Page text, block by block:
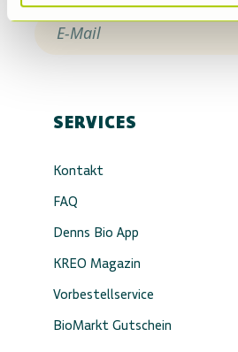
E-Mail
SERVICES
Kontakt
FAQ
Denns Bio App
KREO Magazin
Vorbestellservice
BioMarkt Gutschein